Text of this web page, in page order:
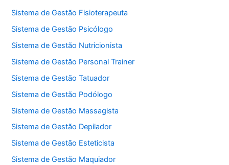
Sistema de Gestão Fisioterapeuta
Sistema de Gestão Psicólogo
Sistema de Gestão Nutricionista
Sistema de Gestão Personal Trainer
Sistema de Gestão Tatuador
Sistema de Gestão Podólogo
Sistema de Gestão Massagista
Sistema de Gestão Depilador
Sistema de Gestão Esteticista
Sistema de Gestão Maquiador